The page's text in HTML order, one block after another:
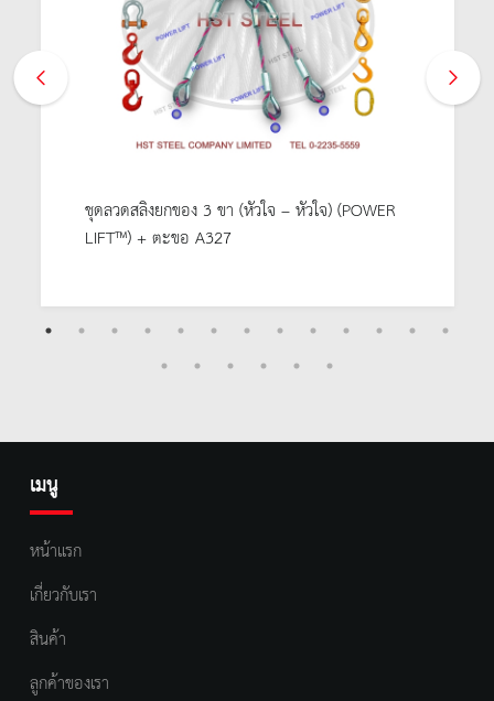
ชุดลวดสลิงยกของ 3 ขา (หัวใจ – หัวใจ) (POWER
LIFT™) + ตะขอ A327
เมนู
หน้าแรก
เกี่ยวกับเรา
สินค้า
ลูกค้าของเรา